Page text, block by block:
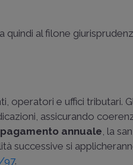
al filone
operatori e uffici tributari.
assicurando
pagamento annuale, la
successive si
97.